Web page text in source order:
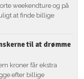
weekendture og på
at finde billige
til at drømme
kroner får ekstra
efter billige